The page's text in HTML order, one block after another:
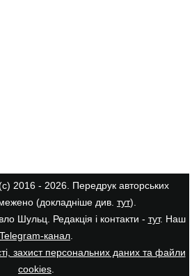
2016 - 2026. Передрук авторських
(докладніше див. тут).
Шульц. Редакція і контакти - тут. Наш
Telegram-канал
захист персональних даних та файли
cookies